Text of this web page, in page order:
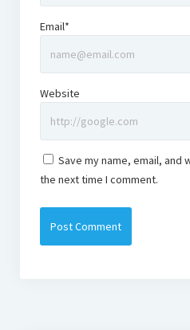
Email*
Website
Save my name, email,
the next time I comment.